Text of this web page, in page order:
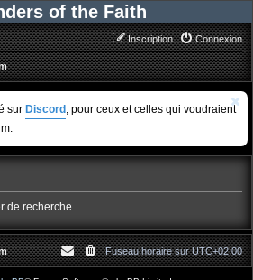
of the Faith
Connexion
Inscription
sur Discord , pour ceux et celles qui voudraient
de recherche.
Fuseau horaire surUTC+02:00